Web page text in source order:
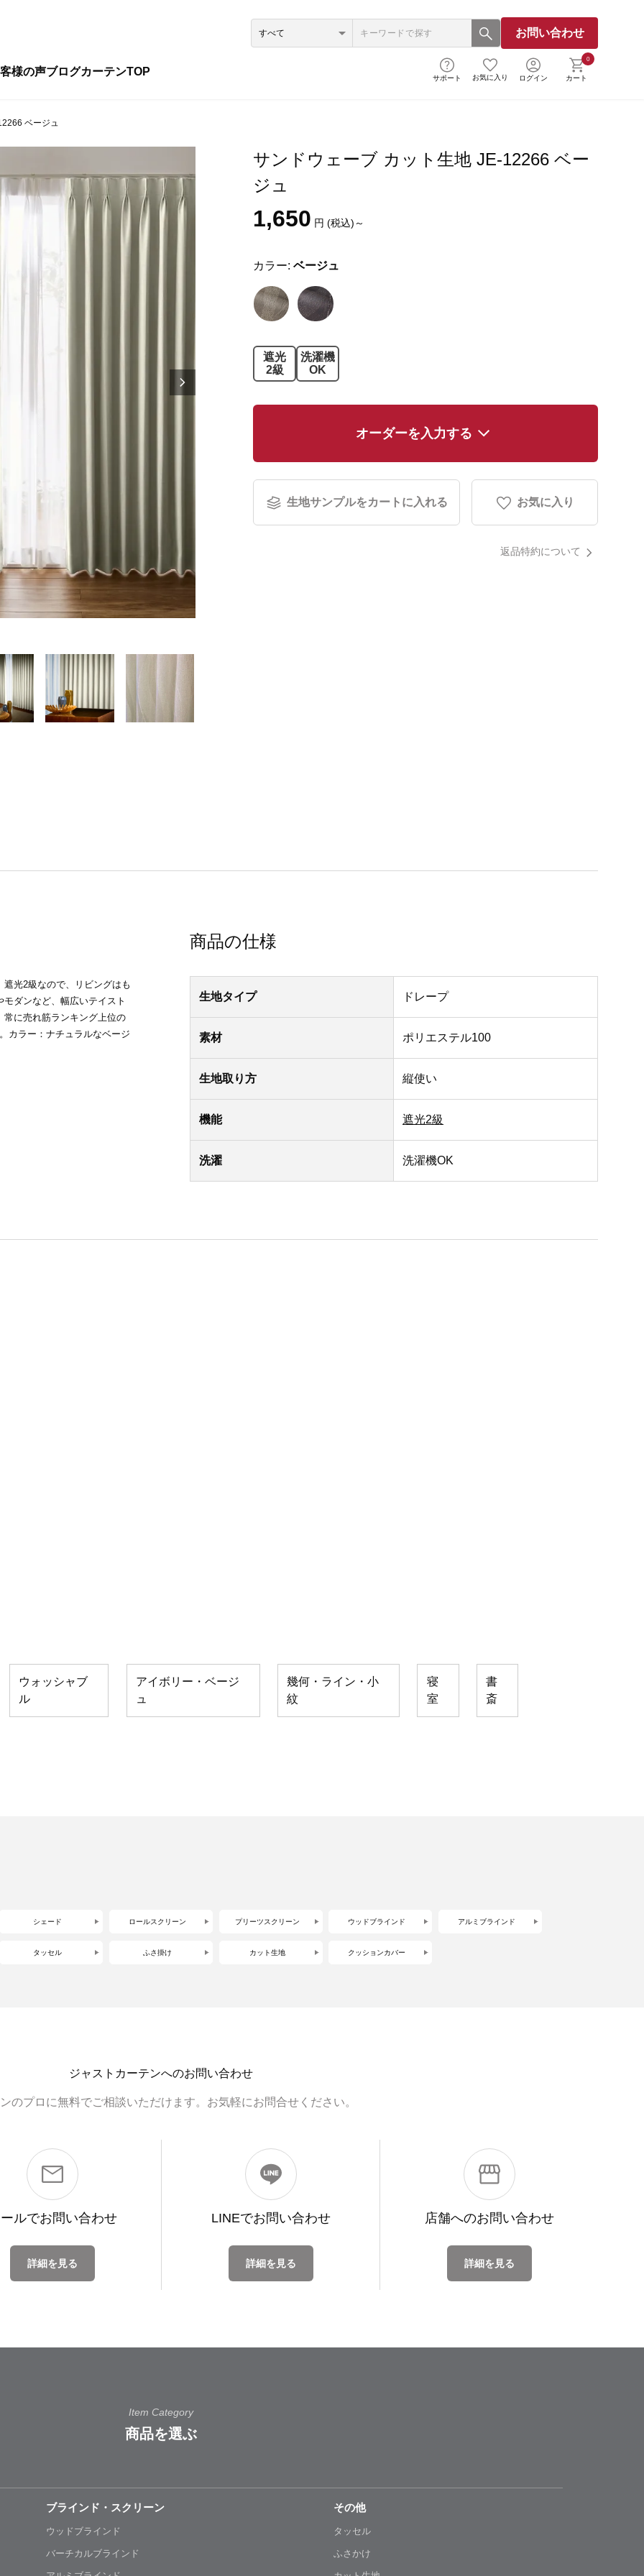
お問い合わせ
様の声ブログカーテンTOP
サポート お気に入り ログイン
0
カート
ベージュ
サンドウェーブ カット生地 JE-12266 ベー
ジュ
1,650 円 (税込)～
カラー: ベージュ
遮光
2級
洗濯機
OK
オーダーを入力する
生地サンプルをカートに入れる お気に入り
返品特約について
光2級なので、リビングはも
ダンなど、幅広いテイスト
に売れ筋ランキング上位の
カラー：ナチュラルなベージ
商品の仕様
生地タイプ ドレープ
素材 ポリエステル100
生地取り方 縦使い
機能 遮光2級
洗濯 洗濯機OK
ウォッシャブ
ル
アイボリー・ベージ
ュ
幾何・ライン・小
紋
寝
室
書
斎
シェード ロールスクリーン プリーツスクリーン ウッドブラインド アルミブラインド
タッセル ふさ掛け カット生地 クッションカバー
ジャストカーテンへのお問い合わせ
のプロに無料でご相談いただけます。お気軽にお問合せください。
ルでお問い合わせ
詳細を見る
LINEでお問い合わせ
詳細を見る
店舗へのお問い合わせ
詳細を見る
Item Category
商品を選ぶ
ブラインド・スクリーン
ウッドブラインド
バーチカルブラインド
その他
タッセル
ふさかけ